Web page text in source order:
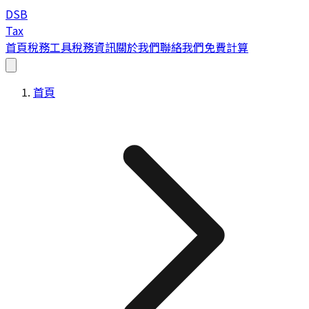
DSB
Tax
首頁稅務工具稅務資訊關於我們聯絡我們免費計算
首頁